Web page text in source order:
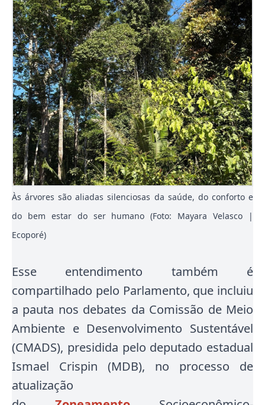
Às árvores são aliadas silenciosas da saúde, do conforto e
do bem estar do ser humano (Foto: Mayara Velasco |
Ecoporé)
Esse entendimento também é
compartilhado pelo Parlamento, que incluiu
a pauta nos debates da Comissão de Meio
Ambiente e Desenvolvimento Sustentável
(CMADS), presidida pelo deputado estadual
Ismael Crispin (MDB), no processo de
atualização